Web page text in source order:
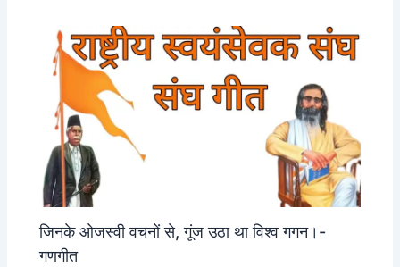
जिनके ओजस्वी वचनों से, गूंज उठा था विश्व गगन।-
गणगीत